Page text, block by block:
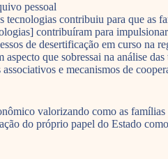
pessoal
contribuiu para que as
contribuíram para
de desertificação em curso na
que sobressai na análise das
e mecanismos de
valorizando como as famílias
do próprio papel do Estado